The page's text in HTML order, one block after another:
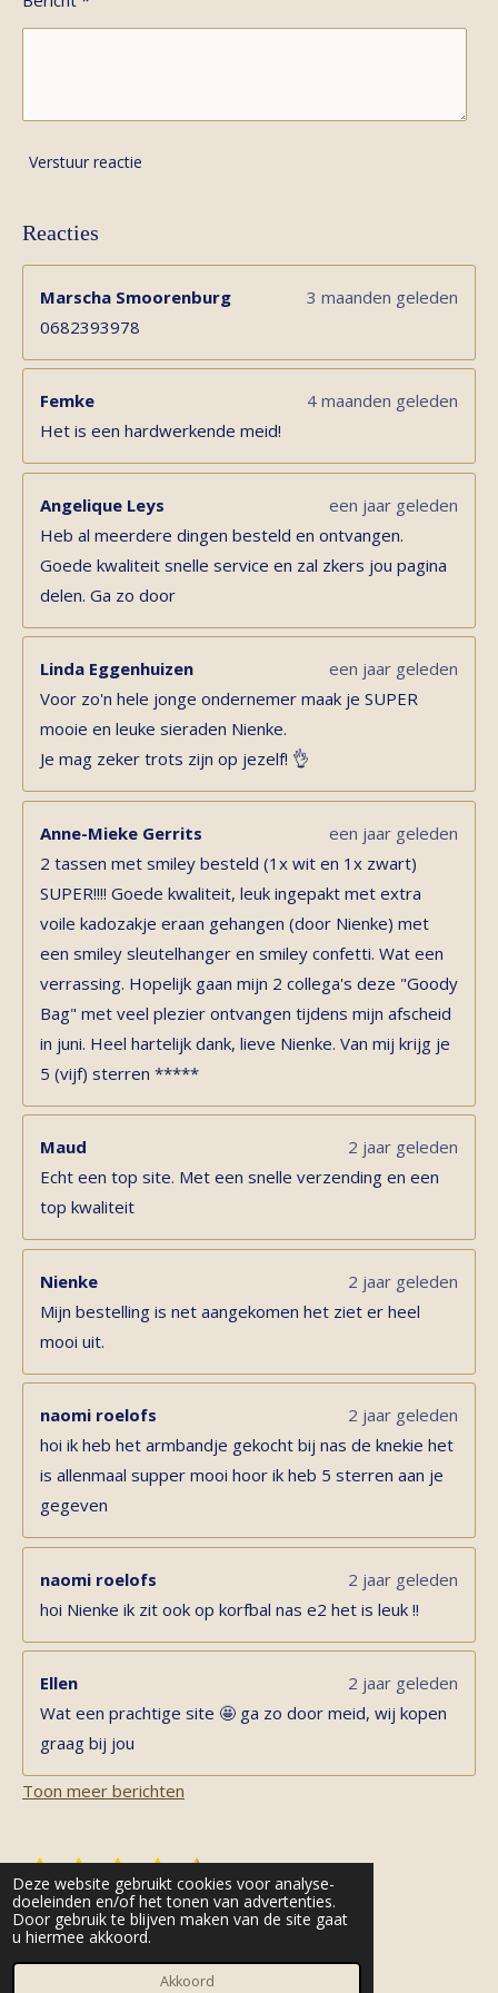
Deze website gebruikt cookies voor analyse-
doeleinden en/of het tonen van advertenties.
Door gebruik te blijven maken van de site gaat
u hiermee akkoord.
Akkoord
Verstuur reactie
Reacties
Marscha Smoorenburg
3 maanden geleden
0682393978
Femke
4 maanden geleden
Het is een hardwerkende meid!
Angelique Leys
een jaar geleden
Heb al meerdere dingen besteld en ontvangen.
Goede kwaliteit snelle service en zal zkers jou pagina
delen. Ga zo door
Linda Eggenhuizen
een jaar geleden
Voor zo'n hele jonge ondernemer maak je SUPER
mooie en leuke sieraden Nienke.
Je mag zeker trots zijn op jezelf! 👌
Anne-Mieke Gerrits
een jaar geleden
2 tassen met smiley besteld (1x wit en 1x zwart)
SUPER!!!! Goede kwaliteit, leuk ingepakt met extra
voile kadozakje eraan gehangen (door Nienke) met
een smiley sleutelhanger en smiley confetti. Wat een
verrassing. Hopelijk gaan mijn 2 collega's deze "Goody
Bag" met veel plezier ontvangen tijdens mijn afscheid
in juni. Heel hartelijk dank, lieve Nienke. Van mij krijg je
5 (vijf) sterren *****
Maud
2 jaar geleden
Echt een top site. Met een snelle verzending en een
top kwaliteit
Nienke
2 jaar geleden
Mijn bestelling is net aangekomen het ziet er heel
mooi uit.
naomi roelofs
2 jaar geleden
hoi ik heb het armbandje gekocht bij nas de knekie het
is allenmaal supper mooi hoor ik heb 5 sterren aan je
gegeven
naomi roelofs
2 jaar geleden
hoi Nienke ik zit ook op korfbal nas e2 het is leuk !!
Ellen
2 jaar geleden
Wat een prachtige site 🤩 ga zo door meid, wij kopen
graag bij jou
Toon meer berichten
R
a
t
i
1
s
t
e
2
s
t
e
3
s
t
e
4
s
t
e
5
s
e
S
t
e
e
11 stemmen
© 2022 - 2026 byynienke.nl
JouwWeb